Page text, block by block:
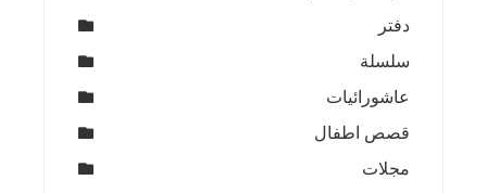
دفتر
سلسلة
عاشورائيات
قصص اطفال
مجلات